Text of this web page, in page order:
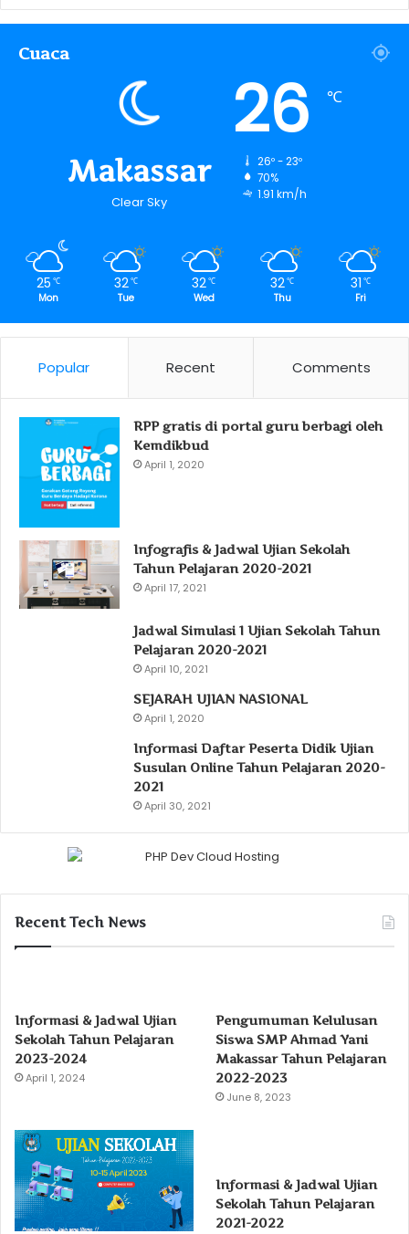
Cuaca
Makassar
Clear Sky
26 ℃
26º - 23º
70%
1.91 km/h
25 ℃
Mon
32 ℃
Tue
32℃
Wed
32℃
Thu
31 ℃
Fri
Popular Recent Comments
RPP gratis di portal guru berbagi oleh
Kemdikbud
April 1, 2020
Infografis & Jadwal Ujian Sekolah
Tahun Pelajaran 2020-2021
April 17, 2021
Jadwal Simulasi 1 Ujian Sekolah Tahun
Pelajaran 2020-2021
April 10, 2021
SEJARAH UJIAN NASIONAL
April 1, 2020
Informasi Daftar Peserta Didik Ujian
Susulan Online Tahun Pelajaran 2020-
2021
April 30, 2021
Recent Tech News
Informasi & Jadwal Ujian
Sekolah Tahun Pelajaran
2023-2024
April 1, 2024
Pengumuman Kelulusan
Siswa SMP Ahmad Yani
Makassar Tahun Pelajaran
2022-2023
June 8, 2023
Informasi & Jadwal Ujian
Sekolah Tahun Pelajaran
2021-2022